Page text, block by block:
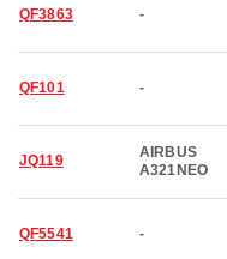
QF3863 -
QF101 -
JQ119
AIRBUS
A321NEO
QF5541 -